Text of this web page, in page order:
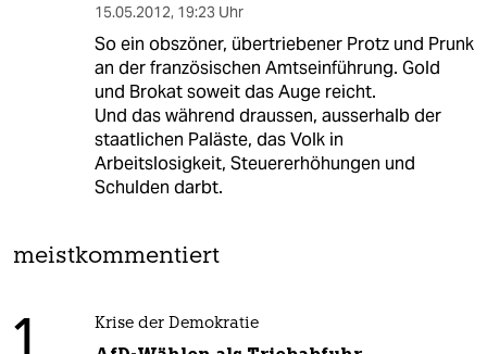
15.05.2012, 19:23 Uhr
So ein obszöner, übertriebener Protz und Prunk
an der französischen Amtseinführung. Gold
und Brokat soweit das Auge reicht.
Und das während draussen, ausserhalb der
staatlichen Paläste, das Volk in
Arbeitslosigkeit, Steuererhöhungen und
Schulden darbt.
meistkommentiert
Krise der Demokratie